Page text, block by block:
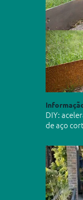
DIY:
de aço